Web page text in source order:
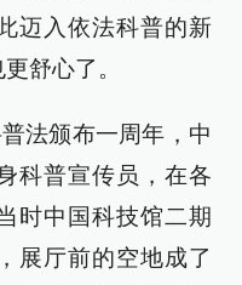
迈入依法科普的新
舒心了。​
法颁布一周年，中
科普宣传员，在各
时中国科技馆二期
展厅前的空地成了